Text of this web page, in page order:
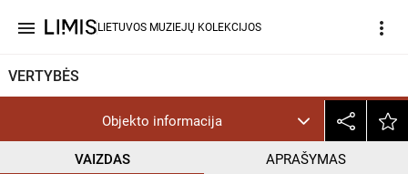
menu LIETUVOS MUZIEJŲ KOLEKCIJOS more_vert
VERTYBĖS
Objekto informacija
VAIZDAS APRAŠYMAS